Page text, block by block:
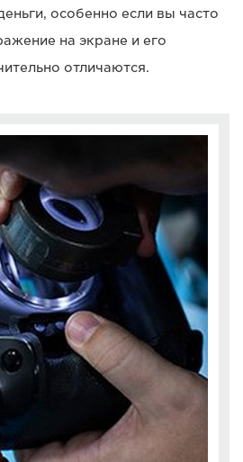
особенно если вы часто
на экране и его
отличаются.